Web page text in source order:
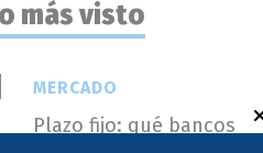
más visto
Plazo fijo: qué bancos
MERCADO